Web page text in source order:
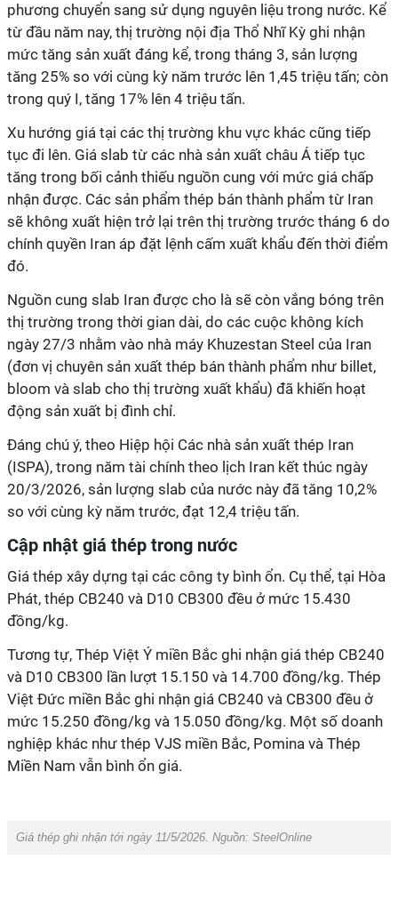
phương chuyển sang sử dụng nguyên liệu trong nước. Kể
từ đầu năm nay, thị trường nội địa Thổ Nhĩ Kỳ ghi nhận
mức tăng sản xuất đáng kể, trong tháng 3, sản lượng
tăng 25% so với cùng kỳ năm trước lên 1,45 triệu tấn; còn
trong quý I, tăng 17% lên 4 triệu tấn.
Xu hướng giá tại các thị trường khu vực khác cũng tiếp
tục đi lên. Giá slab từ các nhà sản xuất châu Á tiếp tục
tăng trong bối cảnh thiếu nguồn cung với mức giá chấp
nhận được. Các sản phẩm thép bán thành phẩm từ Iran
sẽ không xuất hiện trở lại trên thị trường trước tháng 6 do
chính quyền Iran áp đặt lệnh cấm xuất khẩu đến thời điểm
đó.
Nguồn cung slab Iran được cho là sẽ còn vắng bóng trên
thị trường trong thời gian dài, do các cuộc không kích
ngày 27/3 nhằm vào nhà máy Khuzestan Steel của Iran
(đơn vị chuyên sản xuất thép bán thành phẩm như billet,
bloom và slab cho thị trường xuất khẩu) đã khiến hoạt
động sản xuất bị đình chỉ.
Đáng chú ý, theo Hiệp hội Các nhà sản xuất thép Iran
(ISPA), trong năm tài chính theo lịch Iran kết thúc ngày
20/3/2026, sản lượng slab của nước này đã tăng 10,2%
so với cùng kỳ năm trước, đạt 12,4 triệu tấn.
Cập nhật giá thép trong nước
Giá thép xây dựng tại các công ty bình ổn. Cụ thể, tại Hòa
Phát, thép CB240 và D10 CB300 đều ở mức 15.430
đồng/kg.
Tương tự, Thép Việt Ý miền Bắc ghi nhận giá thép CB240
và D10 CB300 lần lượt 15.150 và 14.700 đồng/kg. Thép
Việt Đức miền Bắc ghi nhận giá CB240 và CB300 đều ở
mức 15.250 đồng/kg và 15.050 đồng/kg. Một số doanh
nghiệp khác như thép VJS miền Bắc, Pomina và Thép
Miền Nam vẫn bình ổn giá.
Giá thép ghi nhận tới ngày 11/5/2026. Nguồn: SteelOnline